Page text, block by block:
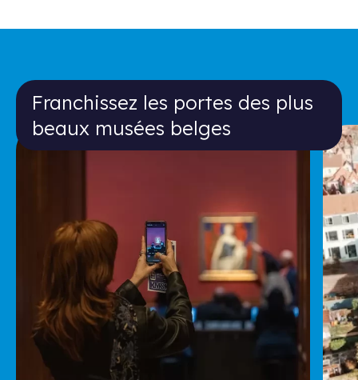
Franchissez les portes des plus
Franchissez les portes des plus
beaux musées belges